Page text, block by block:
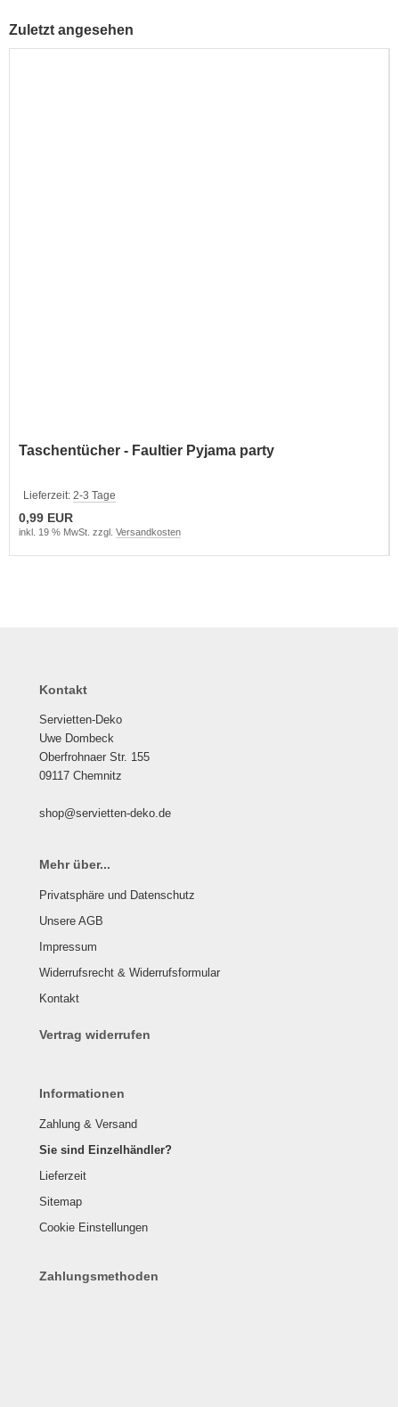
Zuletzt angesehen
Taschentücher - Faultier Pyjama party
Lieferzeit: 2-3 Tage
0,99 EUR
inkl. 19 % MwSt. zzgl. Versandkosten
Kontakt
Servietten-Deko
Uwe Dombeck
Oberfrohnaer Str. 155
09117 Chemnitz
shop@servietten-deko.de
Mehr über...
Privatsphäre und Datenschutz
Unsere AGB
Impressum
Widerrufsrecht & Widerrufsformular
Kontakt
Vertrag widerrufen
Informationen
Zahlung & Versand
Sie sind Einzelhändler?
Lieferzeit
Sitemap
Cookie Einstellungen
Zahlungsmethoden